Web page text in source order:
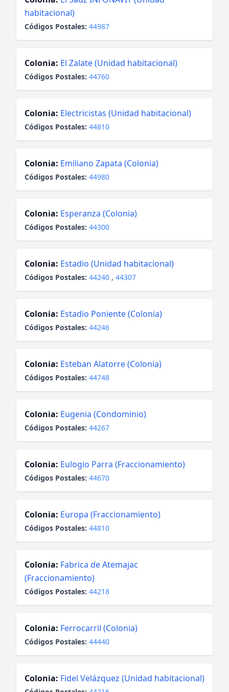
habitacional)
Códigos Postales: 44987
Colonia: El Zalate (Unidad habitacional)
Códigos Postales: 44760
Colonia: Electricistas (Unidad habitacional)
Códigos Postales: 44810
Colonia: Emiliano Zapata (Colonia)
Códigos Postales: 44980
Colonia: Esperanza (Colonia)
Códigos Postales: 44300
Colonia: Estadio (Unidad habitacional)
Códigos Postales: 44240 , 44307
Colonia: Estadio Poniente (Colonia)
Códigos Postales: 44246
Colonia: Esteban Alatorre (Colonia)
Códigos Postales: 44748
Colonia: Eugenia (Condominio)
Códigos Postales: 44267
Colonia: Eulogio Parra (Fraccionamiento)
Códigos Postales: 44670
Colonia: Europa (Fraccionamiento)
Códigos Postales: 44810
Colonia: Fabrica de Atemajac
(Fraccionamiento)
Códigos Postales: 44218
Colonia: Ferrocarril (Colonia)
Códigos Postales: 44440
Colonia: Fidel Velázquez (Unidad habitacional)